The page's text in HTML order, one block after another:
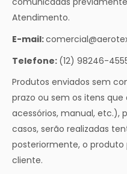
Atendimento.
E-mail:
Telefone: (12) 98246-
Produtos enviados sem
prazo ou sem os itens
acessórios, manual, etc.),
casos, serão realizadas
posteriormente, o produto
cliente.